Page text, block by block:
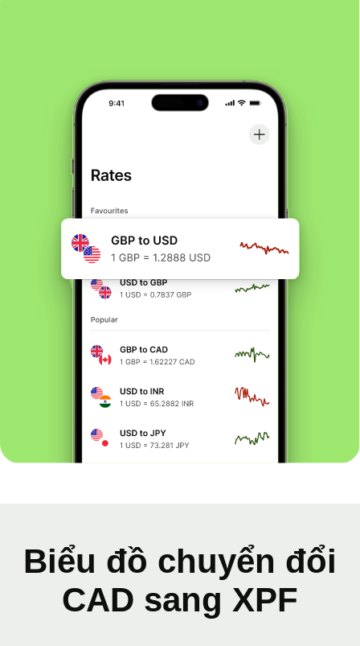
Biểu đồ chuyển đổi
CAD sang XPF